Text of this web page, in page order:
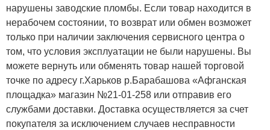
нарушены заводские пломбы. Если товар находится в
нерабочем состоянии, то возврат или обмен возможет
только при наличии заключения сервисного центра о
том, что условия эксплуатации не были нарушены. Вы
можете вернуть или обменять товар нашей торговой
точке по адресу г.Харьков р.Барабашова «Афганская
площадка» магазин №21-01-258 или отправив его
службами доставки. Доставка осуществляется за счет
покупателя за исключением случаев несправности